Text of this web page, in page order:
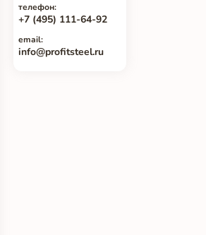
телефон:
+7 (495) 111-64-92
email:
info@profitsteel.ru